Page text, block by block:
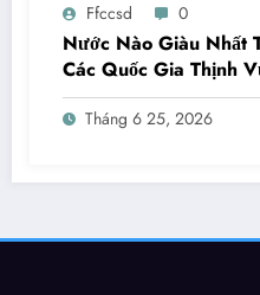
Ffccsd 0
Nước Nào Giàu Nhất
Các Quốc Gia Thịnh
Tháng 6 25, 2026